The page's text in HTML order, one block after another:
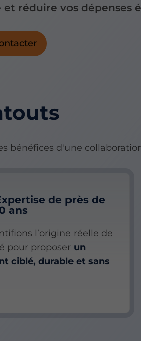
réduire vos dépenses
bénéfices d'une
de près de
ans
l’origine réelle de
pour proposer un
ciblé, durable et sans